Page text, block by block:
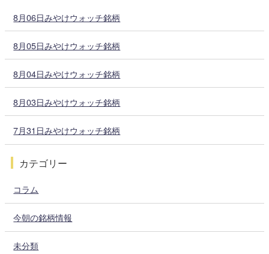
8月06日みやけウォッチ銘柄
8月05日みやけウォッチ銘柄
8月04日みやけウォッチ銘柄
8月03日みやけウォッチ銘柄
7月31日みやけウォッチ銘柄
カテゴリー
コラム
今朝の銘柄情報
未分類